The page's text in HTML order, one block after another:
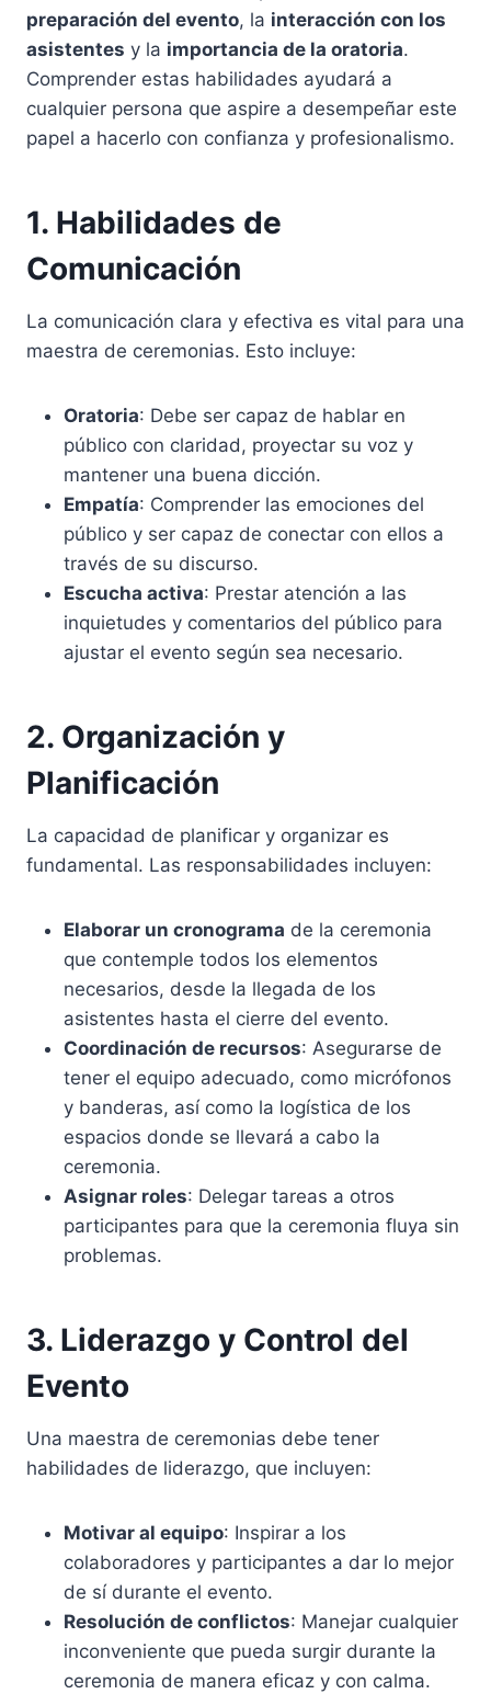
preparación del evento, la interacción con los
asistentes y la importancia de la oratoria.
Comprender estas habilidades ayudará a
cualquier persona que aspire a desempeñar este
papel a hacerlo con confianza y profesionalismo.
1. Habilidades de
Comunicación
La comunicación clara y efectiva es vital para una
maestra de ceremonias. Esto incluye:
Oratoria: Debe ser capaz de hablar en
público con claridad, proyectar su voz y
mantener una buena dicción.
Empatía: Comprender las emociones del
público y ser capaz de conectar con ellos a
través de su discurso.
Escucha activa: Prestar atención a las
inquietudes y comentarios del público para
ajustar el evento según sea necesario.
2. Organización y
Planificación
La capacidad de planificar y organizar es
fundamental. Las responsabilidades incluyen:
Elaborar un cronograma de la ceremonia
que contemple todos los elementos
necesarios, desde la llegada de los
asistentes hasta el cierre del evento.
Coordinación de recursos: Asegurarse de
tener el equipo adecuado, como micrófonos
y banderas, así como la logística de los
espacios donde se llevará a cabo la
ceremonia.
Asignar roles: Delegar tareas a otros
participantes para que la ceremonia fluya sin
problemas.
3. Liderazgo y Control del
Evento
Una maestra de ceremonias debe tener
habilidades de liderazgo, que incluyen:
Motivar al equipo: Inspirar a los
colaboradores y participantes a dar lo mejor
de sí durante el evento.
Resolución de conflictos: Manejar cualquier
inconveniente que pueda surgir durante la
ceremonia de manera eficaz y con calma.